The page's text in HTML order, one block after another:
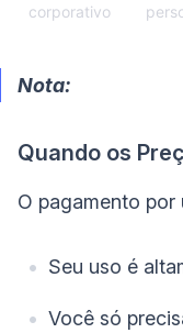
corporativo
Nota:
Quando os
O pagamento
Seu uso é
Você só